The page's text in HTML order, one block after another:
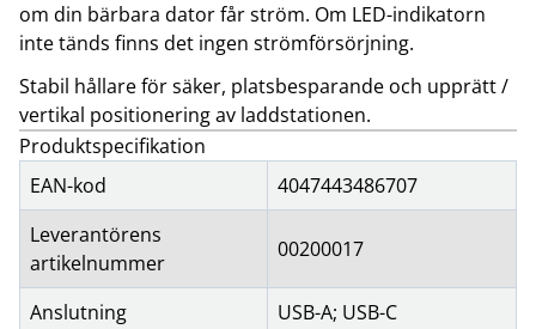
om din bärbara dator får ström. Om LED-indikatorn
inte tänds finns det ingen strömförsörjning.
Stabil hållare för säker, platsbesparande och upprätt /
vertikal positionering av laddstationen.
Produktspecifikation
EAN-kod
4047443486707
Leverantörens
artikelnummer
00200017
Anslutning
USB-A; USB-C